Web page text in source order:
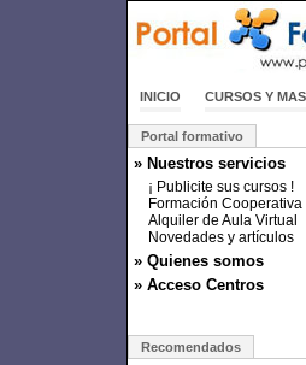
INICIO CURSOS Y
Portal formativo
» Nuestros servicios
¡ Publicite sus cursos !
Formación Cooperativa
Alquiler de Aula Virtual
Novedades y artículos
» Quienes somos
» Acceso Centros
Recomendados